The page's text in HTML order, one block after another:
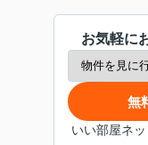
お気軽に
無
いい部屋ネ